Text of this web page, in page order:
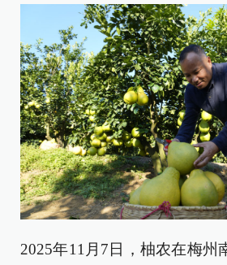
2025年11月7日，柚农在梅州